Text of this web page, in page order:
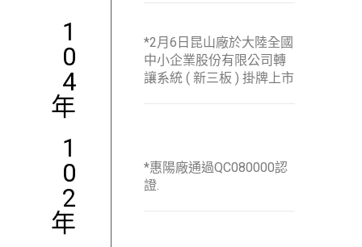
1
0
4
年
*2月6日昆山廠於大陸全國
中小企業股份有限公司轉
讓系統 ( 新三板 ) 掛牌上市
1
0
2
年
*惠陽廠通過QC080000認
證.